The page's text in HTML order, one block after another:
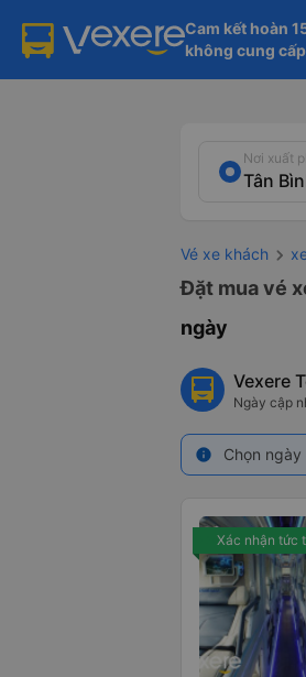
Cam kết hoàn
không cung
Nơi xuất
Vé xe khách
Đặt mua vé
ngày
Vexere
Ngày cập
info Chọn
Xác nhận tức